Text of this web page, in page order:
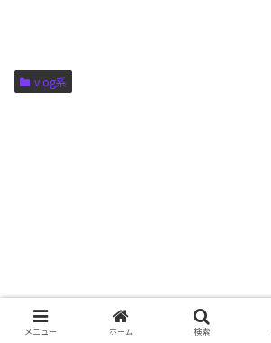
vlog系
メニュー ホーム 検索